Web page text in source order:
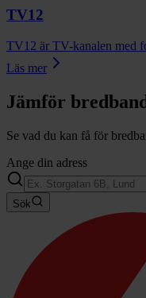
TV12
TV12 är TV-kanalen med
Läs mer
Jämför
Se vad du kan få för
Ange din adress
Sök